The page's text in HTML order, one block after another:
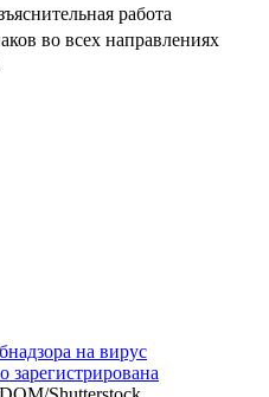
работа
во всех направлениях